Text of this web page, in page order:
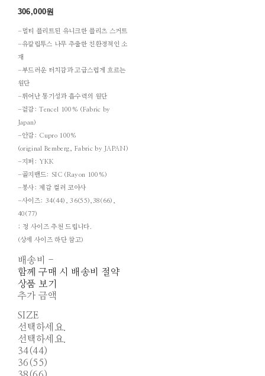
306,000원
-멀티 플리트된 유니크한 플리츠 스커트
-유칼립투스 나무 추출한 친환경적인 소
재
-부드러운 터치감과 고급스럽게 흐르는
원단
-뛰어난 통기성과 흡수력의 원단
-겉감: Tencel 100% (Fabric by
Japan)
-안감: Cupro 100%
(original Bemberg, Fabric by JAPAN)
-지퍼: YKK
-골지밴드: SIC (Rayon 100%)
-봉사: 제감 컬러 코아사
-사이즈: 34(44), 36(55),38(66),
40(77)
; 정 사이즈 추천 드립니다.
(상세 사이즈 하단 참고)
배송비 -
함께 구매 시 배송비 절약
상품 보기
추가 금액
SIZE
선택하세요.
선택하세요.
34(44)
36(55)